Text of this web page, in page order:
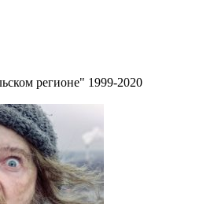
регионе" 1999-2020